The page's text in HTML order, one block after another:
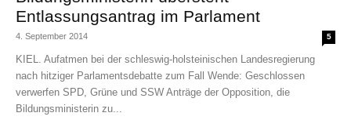
Entlassungsantrag im Parlament
4. September 2014 5
KIEL. Aufatmen bei der schleswig-holsteinischen Landesregierung
nach hitziger Parlamentsdebatte zum Fall Wende: Geschlossen
verwerfen SPD, Grüne und SSW Anträge der Opposition, die
Bildungsministerin zu...